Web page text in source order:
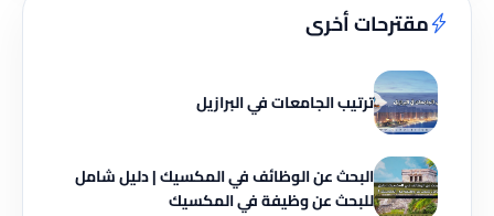
مقترحات أخرى
ترتيب الجامعات في البرازيل
البحث عن الوظائف في المكسيك | دليل شامل
للبحث عن وظيفة في المكسيك